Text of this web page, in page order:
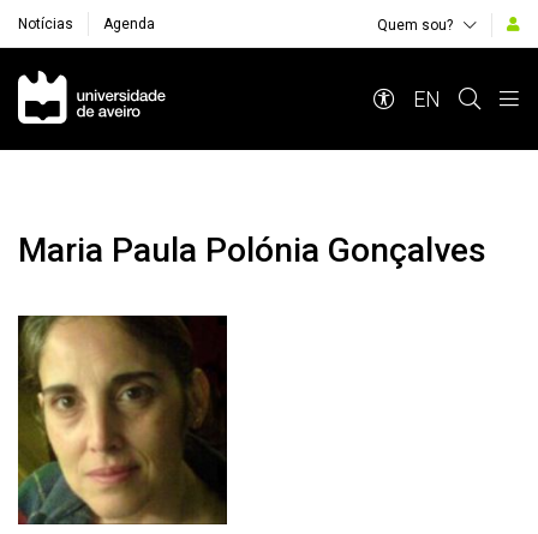
Notícias Agenda Quem sou?
Navegação Principal
EN
Maria Paula Polónia Gonçalves